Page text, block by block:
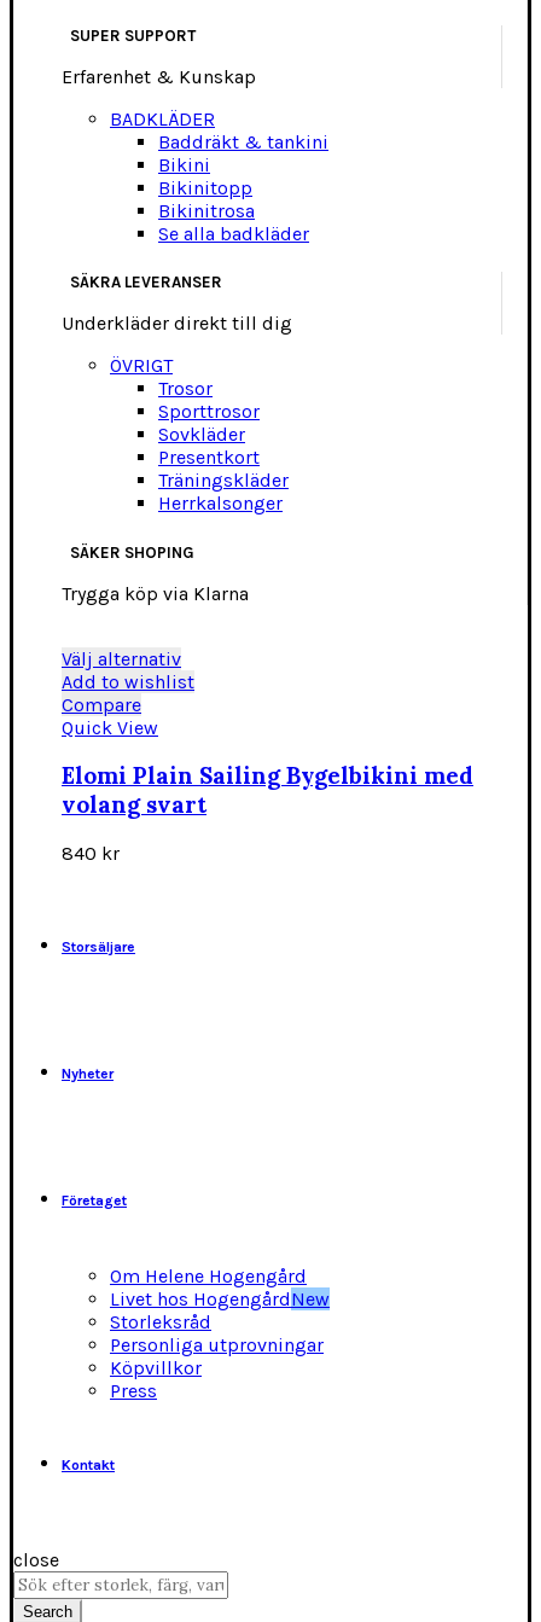
SUPER SUPPORT
Erfarenhet & Kunskap
BADKLÄDER
Baddräkt & tankini
Bikini
Bikinitopp
Bikinitrosa
Se alla badkläder
SÄKRA LEVERANSER
Underkläder direkt till dig
ÖVRIGT
Trosor
Sporttrosor
Sovkläder
Presentkort
Träningskläder
Herrkalsonger
SÄKER SHOPING
Trygga köp via Klarna
Välj alternativDen
här
varianter.
De
olika
Add to wishlist
Compare
Quick View
Elomi Plain Sailing Bygelbikini med
volang svart
840 kr
Storsäljare
Nyheter
Företaget
Om Helene Hogengård
Livet hos HogengårdNew
Storleksråd
Personliga utprovningar
Köpvillkor
Press
Kontakt
close
Search
for:
Search